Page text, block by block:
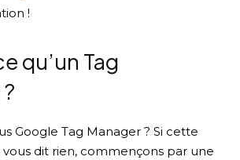
!
qu’un Tag
Google Tag Manager ? Si cette
dit rien, commençons par une